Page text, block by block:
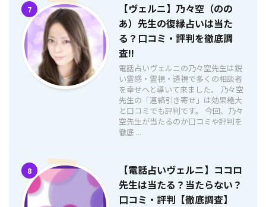
7
【ヴェルニ】乃々空（のの
あ）先生の復縁占いは当た
る？口コミ・評判を徹底調
査!!
電話占いヴェルニの乃々空先生は鋭
い霊感・霊視・透視で多くの相談者
を幸せへと導いて来ました。 乃々空
先生の「連絡引き寄せ」は効果絶大
と口コミでも評判です。 今回、乃々
空先生が当たるのか口コミや評判を
徹底 ...
8
【電話占いヴェルニ】ココロ
先生は当たる？当たらない？
口コミ・評判【徹底調査】